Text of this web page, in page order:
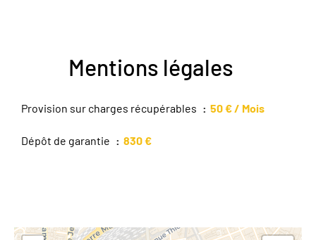
Mentions légales
Provision sur charges récupérables 50 € / Mois
Dépôt de garantie 830 €